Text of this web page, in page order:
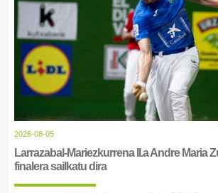
2026-08-05
Larrazabal-Mariezkurrena II.a Andre Maria
finalera sailkatu dira